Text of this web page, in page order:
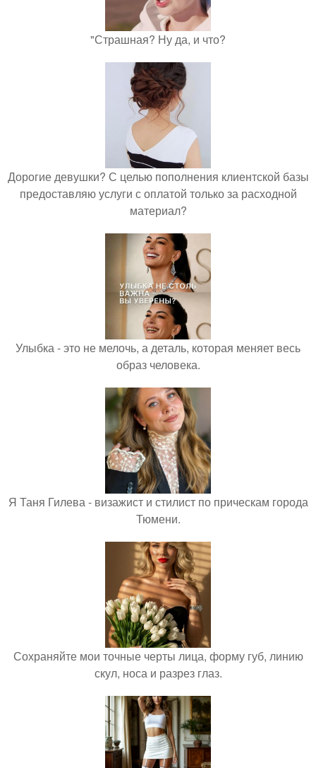
"Страшная? Ну да, и что?
Дорогие девушки? С целью пополнения клиентской базы
предоставляю услуги с оплатой только за расходной
материал?
Улыбка - это не мелочь, а деталь, которая меняет весь
образ человека.
Я Таня Гилева - визажист и стилист по прическам города
Тюмени.
Сохраняйте мои точные черты лица, форму губ, линию
скул, носа и разрез глаз.